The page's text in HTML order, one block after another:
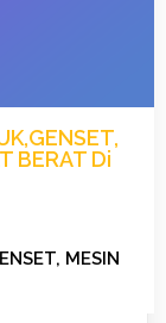
BERAT Di
MESIN